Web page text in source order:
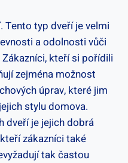
Tento typ dveří je velmi
a odolnosti vůči
kteří si pořídili
zejména‍ možnost
úprav, které jim
stylu domova.
dveří je jejich dobrá
zákazníci také
tak častou